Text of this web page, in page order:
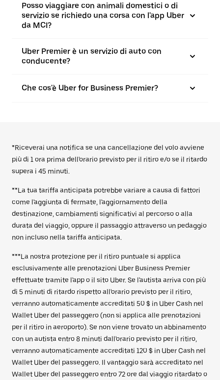
Posso viaggiare con animali domestici o di
servizio se richiedo una corsa con l'app Uber
da MCI?
Uber Premier è un servizio di auto con
conducente?
Che cos'è Uber for Business Premier?
*Riceverai una notifica se una cancellazione del volo avviene
più di 1 ora prima dell'orario previsto per il ritiro e/o se il ritardo
supera i 45 minuti.
**La tua tariffa anticipata potrebbe variare a causa di fattori
come l'aggiunta di fermate, l'aggiornamento della
destinazione, cambiamenti significativi al percorso o alla
durata del viaggio, oppure il passaggio attraverso un pedaggio
non incluso nella tariffa anticipata.
***La nostra protezione per il ritiro puntuale si applica
esclusivamente alle prenotazioni Uber Business Premier
effettuate tramite l'app o il sito Uber. Se l'autista arriva con più
di 5 minuti di ritardo rispetto all'orario previsto per il ritiro,
verranno automaticamente accreditati 50 $ in Uber Cash nel
Wallet Uber del passeggero (non si applica alle prenotazioni
per il ritiro in aeroporto). Se non viene trovato un abbinamento
con un autista entro 8 minuti dall'orario previsto per il ritiro,
verranno automaticamente accreditati 120 $ in Uber Cash nel
Wallet Uber del passeggero. Il vantaggio sarà accreditato nel
Wallet Uber del passeggero entro 72 ore dal viaggio ritardato o